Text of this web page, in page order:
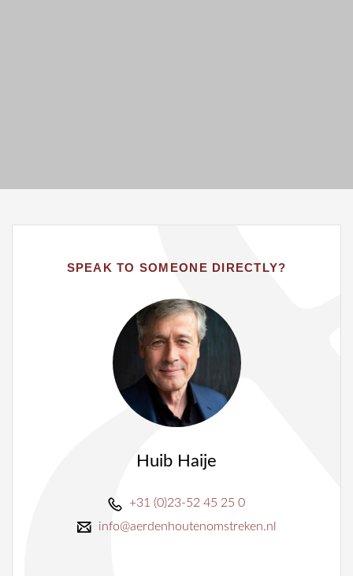
SPEAK TO SOMEONE DIRECTLY?
Huib Haije
+31 (0)23-52 45 25 0
info@aerdenhoutenomstreken.nl